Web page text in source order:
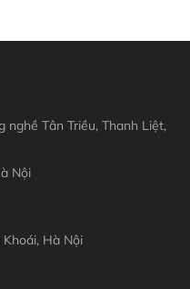
nghề Tân Triều, Thanh Liệt,
Nội
Hà Nội